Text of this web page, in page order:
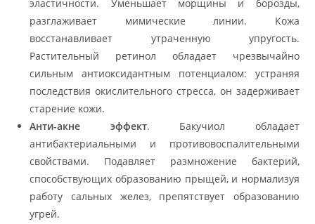
эластичности. Уменьшает морщины и борозды,
разглаживает мимические линии. Кожа
восстанавливает утраченную упругость.
Растительный ретинол обладает чрезвычайно
сильным антиоксидантным потенциалом: устраняя
последствия окислительного стресса, он задерживает
старение кожи.
Анти-акне эффект. Бакучиол обладает
антибактериальными и противовоспалительными
свойствами. Подавляет размножение бактерий,
способствующих образованию прыщей, и нормализуя
работу сальных желез, препятствует образованию
угрей.